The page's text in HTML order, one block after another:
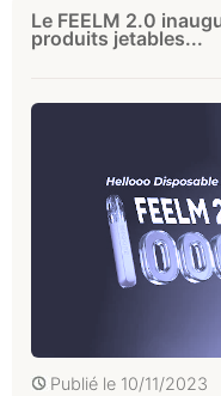
Le FEELM 2.0
produits jetables...
Publié le 10/11/2023